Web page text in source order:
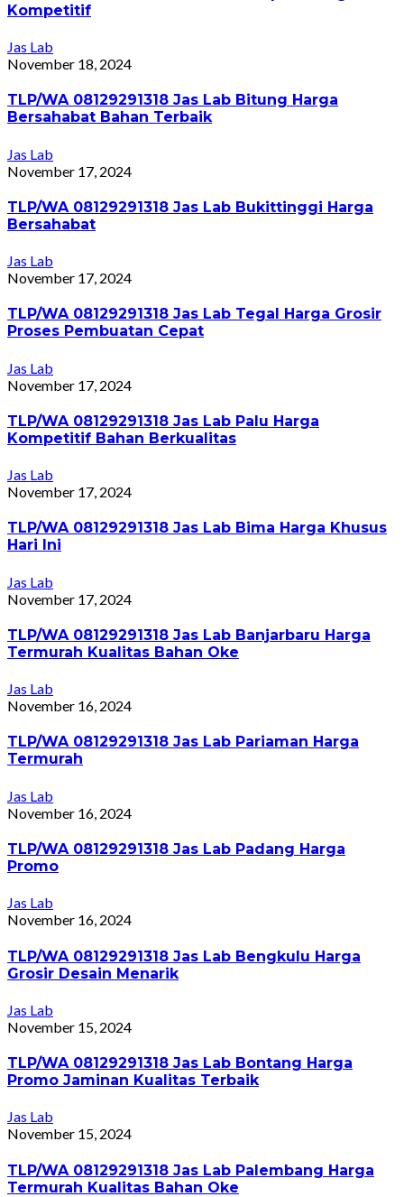
Kompetitif
Jas Lab
November 18, 2024
TLP/WA 08129291318 Jas Lab Bitung Harga
Bersahabat Bahan Terbaik
Jas Lab
November 17, 2024
TLP/WA 08129291318 Jas Lab Bukittinggi Harga
Bersahabat
Jas Lab
November 17, 2024
TLP/WA 08129291318 Jas Lab Tegal Harga Grosir
Proses Pembuatan Cepat
Jas Lab
November 17, 2024
TLP/WA 08129291318 Jas Lab Palu Harga
Kompetitif Bahan Berkualitas
Jas Lab
November 17, 2024
TLP/WA 08129291318 Jas Lab Bima Harga Khusus
Hari Ini
Jas Lab
November 17, 2024
TLP/WA 08129291318 Jas Lab Banjarbaru Harga
Termurah Kualitas Bahan Oke
Jas Lab
November 16, 2024
TLP/WA 08129291318 Jas Lab Pariaman Harga
Termurah
Jas Lab
November 16, 2024
TLP/WA 08129291318 Jas Lab Padang Harga
Promo
Jas Lab
November 16, 2024
TLP/WA 08129291318 Jas Lab Bengkulu Harga
Grosir Desain Menarik
Jas Lab
November 15, 2024
TLP/WA 08129291318 Jas Lab Bontang Harga
Promo Jaminan Kualitas Terbaik
Jas Lab
November 15, 2024
TLP/WA 08129291318 Jas Lab Palembang Harga
Termurah Kualitas Bahan Oke